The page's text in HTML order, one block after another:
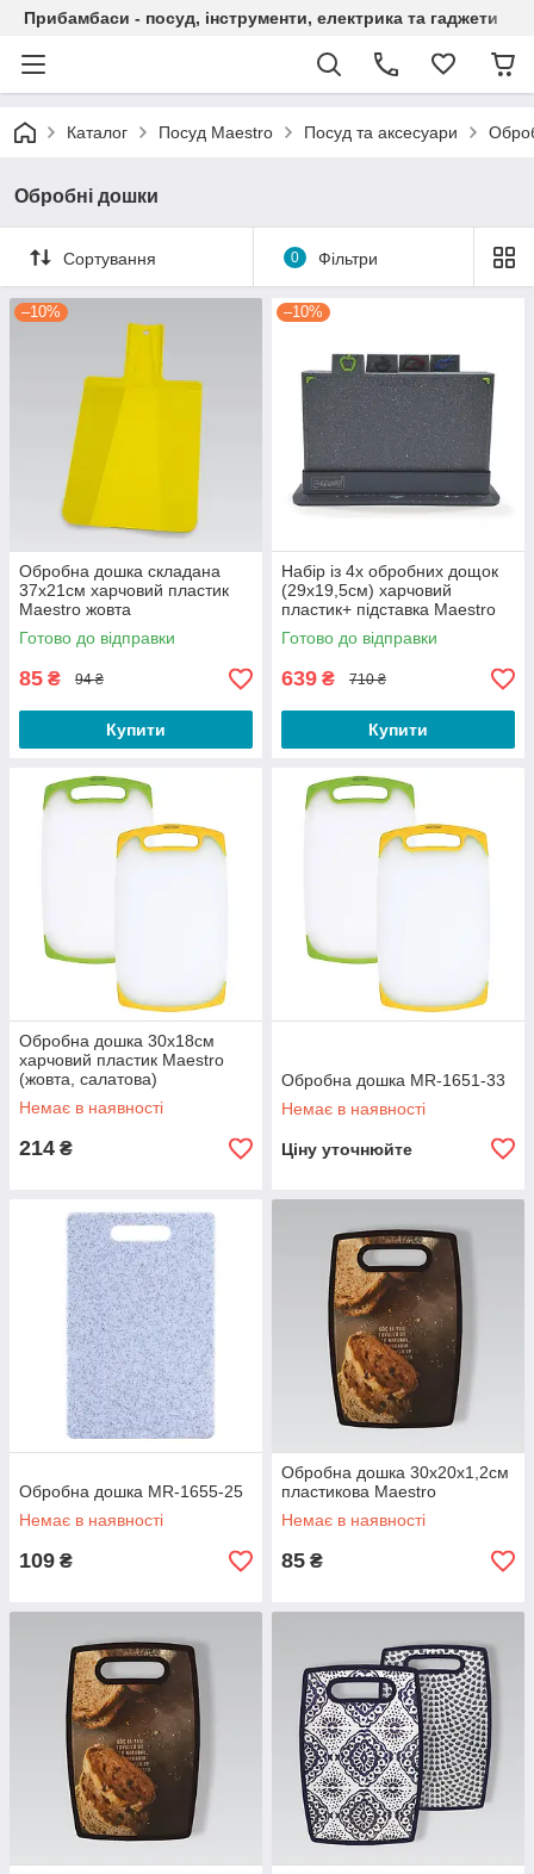
Прибамбаси - посуд, інструменти, електрика та гаджети
Каталог Посуд Maestro Посуд та аксесуари
Обробні дошки
Сортування 0 Фільтри
–10%
Обробна дошка складана
37х21см харчовий пластик
Maestro жовта
Готово до відправки
85 ₴ 94 ₴
Купити
–10%
Набір із 4х обробних дощок
(29х19,5см) харчовий
пластик+ підставка Maestro
Готово до відправки
639 ₴ 710 ₴
Купити
Обробна дошка 30х18см
харчовий пластик Maestro
(жовта, салатова)
Немає в наявності
214 ₴
Обробна дошка MR-1651-33
Немає в наявності
Ціну уточнюйте
Обробна дошка MR-1655-25
Немає в наявності
109 ₴
Обробна дошка 30х20х1,2см
пластикова Maestro
Немає в наявності
85 ₴